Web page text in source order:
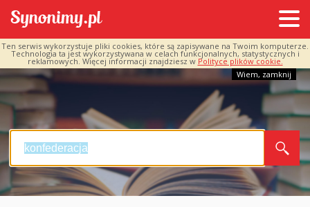
Ten serwis wykorzystuje pliki cookies, które są zapisywane na Twoim komputerze.
Technologia ta jest wykorzystywana w celach funkcjonalnych, statystycznych i
reklamowych. Więcej informacji znajdziesz w Polityce plików cookie.
Wiem, zamknij